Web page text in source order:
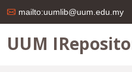
mailto:uumlib@uum.edu.my
UUM